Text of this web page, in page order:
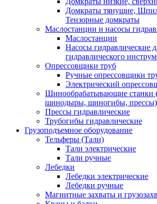
Домкраты тянущие,
Тензорные домкраты
Маслостанции и насосы
Маслостанции
Насосы гидравлические
гидравлического
Опрессовщики труб
Ручные опрессовщики
Электрический
Шинообрабатывающие станки
шинодыры, шиногибы, прессы)
Прессы гидравлические
Трубогибы гидравлические
Грузоподъемное оборудование
Тельферы (Тали)
Тали электрические
Тали ручные
Лебедки
Лебедки электрические
Лебедки ручные
Магнитные захваты и